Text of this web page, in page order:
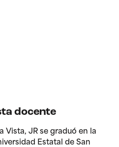
docente
Vista, JR se graduó en la
Estatal de San